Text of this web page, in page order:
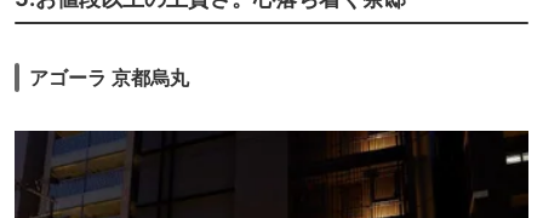
アゴーラ 京都烏丸